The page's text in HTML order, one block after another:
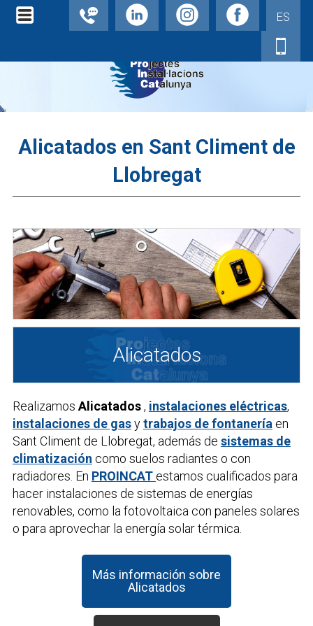
ES
Alicatados en Sant Climent de
Llobregat
Alicatados
Realizamos Alicatados, instalaciones eléctricas,
instalaciones de gasytrabajos de fontanería en
Sant Climent de Llobregat, además de sistemas de
climatización como suelos radiantes o con
radiadores. En PROINCAT estamos cualificados para
hacer instalaciones de sistemas de energías
renovables, como la fotovoltaica con paneles solares
o para aprovechar la energía solar térmica.
Más información sobre
Alicatados